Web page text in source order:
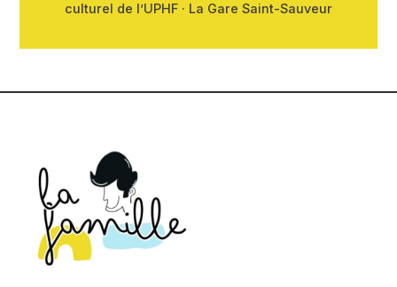
culturel de l’UPHF · La Gare Saint-Sauveur